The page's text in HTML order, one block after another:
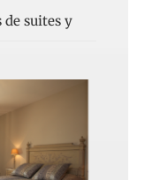
suites y